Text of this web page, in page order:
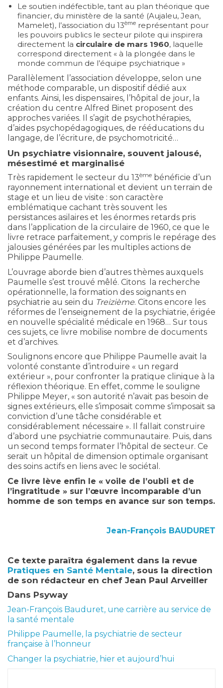
Le soutien indéfectible, tant au plan théorique que
financier, du ministère de la santé (Aujaleu, Jean,
Mamelet), l’association du 13ème représentant pour
les pouvoirs publics le secteur pilote qui inspirera
directement la circulaire de mars 1960, laquelle
correspond directement « à la plongée dans le
monde commun de l’équipe psychiatrique »
Parallèlement l’association développe, selon une
méthode comparable, un dispositif dédié aux
enfants. Ainsi, les dispensaires, l’hôpital de jour, la
création du centre Alfred Binet proposent des
approches variées. Il s’agit de psychothérapies,
d’aides psychopédagogiques, de rééducations du
langage, de l’écriture, de psychomotricité…
Un psychiatre visionnaire, souvent jalousé,
mésestimé et marginalisé
Très rapidement le secteur du 13ème bénéficie d’un
rayonnement international et devient un terrain de
stage et un lieu de visite : son caractère
emblématique cachant très souvent les
persistances asilaires et les énormes retards pris
dans l’application de la circulaire de 1960, ce que le
livre retrace parfaitement, y compris le repérage des
jalousies générées par les multiples actions de
Philippe Paumelle.
L’ouvrage aborde bien d’autres thèmes auxquels
Paumelle s’est trouvé mêlé. Citons la recherche
opérationnelle, la formation des soignants en
psychiatrie au sein du Treizième. Citons encore les
réformes de l’enseignement de la psychiatrie, érigée
en nouvelle spécialité médicale en 1968… Sur tous
ces sujets, ce livre mobilise nombre de documents
et d’archives.
Soulignons encore que Philippe Paumelle avait la
volonté constante d’introduire « un regard
extérieur », pour confronter la pratique clinique à la
réflexion théorique. En effet, comme le souligne
Philippe Meyer, « son autorité n’avait pas besoin de
signes extérieurs, elle s’imposait comme s’imposait sa
conviction d’une tâche considérable et
considérablement nécessaire ». Il fallait construire
d’abord une psychiatrie communautaire. Puis, dans
un second temps formater l’hôpital de secteur. Ce
serait un hôpital de dimension optimale organisant
des soins actifs en liens avec le sociétal.
Ce livre lève enfin le « voile de l’oubli et de
l’ingratitude » sur l’œuvre incomparable d’un
homme de son temps en avance sur son temps.
Jean-François BAUDURET
Ce texte paraîtra également dans la revue
Pratiques en Santé Mentale, sous la direction
de son rédacteur en chef Jean Paul Arveiller
Dans Psyway
Jean-François Bauduret, une carrière au service de
la santé mentale
Philippe Paumelle, la psychiatrie de secteur
française à l’honneur
Changer la psychiatrie, hier et aujourd’hui